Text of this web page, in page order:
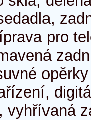
pro
vyhřívaná